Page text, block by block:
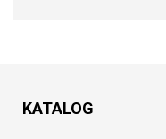
KATALOG